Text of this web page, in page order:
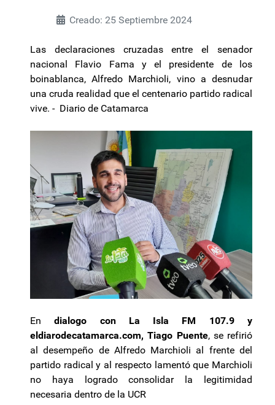
Creado: 25 Septiembre 2024
Las declaraciones cruzadas entre el senador
nacional Flavio Fama y el presidente de los
boinablanca, Alfredo Marchioli, vino a desnudar
una cruda realidad que el centenario partido radical
vive. - Diario de Catamarca
Endialogo con La Isla FM 107.9 y
eldiarodecatamarca.com, Tiago Puente, se refirió
al desempeño de Alfredo Marchioli al frente del
partido radical y al respecto lamentó que Marchioli
no haya logrado consolidar la legitimidad
necesaria dentro de la UCR